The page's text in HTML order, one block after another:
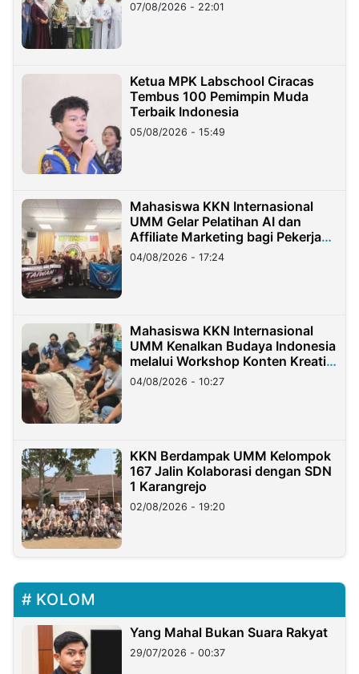
07/08/2026 - 22:01
Ketua MPK Labschool Ciracas
Tembus 100 Pemimpin Muda
Terbaik Indonesia
05/08/2026 - 15:49
Mahasiswa KKN Internasional
UMM Gelar Pelatihan AI dan
Affiliate Marketing bagi Pekerja
Migran Indonesia di Taiwan
04/08/2026 - 17:24
Mahasiswa KKN Internasional
UMM Kenalkan Budaya Indonesia
melalui Workshop Konten Kreatif
di Taiwan
04/08/2026 - 10:27
KKN Berdampak UMM Kelompok
167 Jalin Kolaborasi dengan SDN
1 Karangrejo
02/08/2026 - 19:20
KOLOM
Yang Mahal Bukan Suara Rakyat
29/07/2026 - 00:37